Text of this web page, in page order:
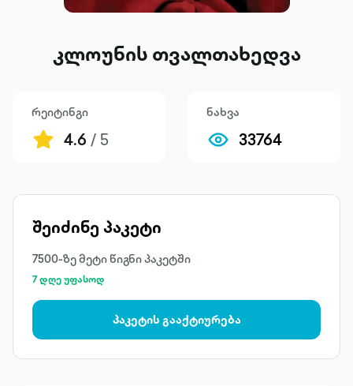
კლოუნის თვალთახედვა
რეიტინგი
4.6 / 5
ნახვა
33764
შეიძინე პაკეტი
7500-ზე მეტი წიგნი პაკეტში
7 დღე უფასოდ
პაკეტის გააქტიურება